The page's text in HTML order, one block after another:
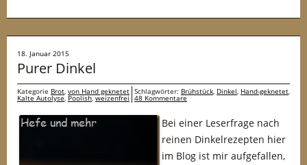
18. Januar 2015
Purer Dinkel
Kategorie Brot, von Hand geknetet Schlagwörter: Brühstück, Dinkel, Hand-geknetet,
Kalte Autolyse, Poolish,weizenfrei 48 Kommentare
Bei einer Leserfrage nach
reinen Dinkelrezepten hier
im Blog ist mir aufgefallen,